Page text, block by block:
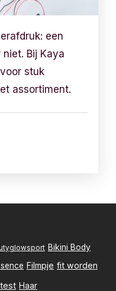
een
Bij Kaya
stuk
assortiment.
Bikini Body
Filmpje fit worden
Haar